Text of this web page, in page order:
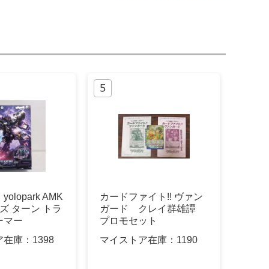
yolopark AMK
ターン トラ
マー
庫： 1398
カードファイト!! ヴァン
ガード クレイ群雄譚
プロモセット
マイストア在庫： 1190